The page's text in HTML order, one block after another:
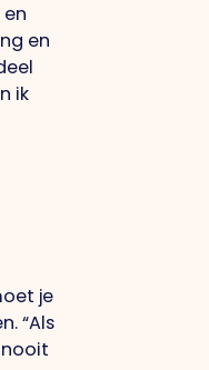
en
ik
je
“Als